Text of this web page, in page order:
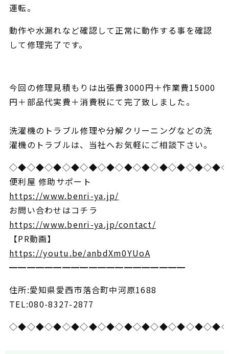
運転。
動作や水漏れなど確認して正常に動作する事を確認
して修理完了です。
今回の修理見積もりは出張費3000円＋作業費15000
円＋部品代実費＋消費税にて完了致しました。
洗濯機のトラブル修理や分解クリーニングなどの洗
濯機のトラブルは、当社へお気軽にご相談下さい。
便利屋 修助サポート
https://www.benri-ya.jp/
お問い合わせはコチラ
https://www.benri-ya.jp/contact/
【PR動画】
https://youtu.be/anbdXm0YUoA
━━━━━━━━━━━━━━━━━━━━
住所:愛知県愛西市落合町中河原1688
TEL:080-8327-2877